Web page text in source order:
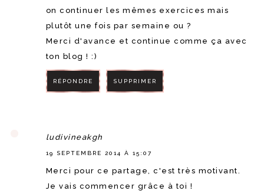
on continuer les mêmes exercices mais
plutôt une fois par semaine ou ?
Merci d'avance et continue comme ça avec
ton blog ! :)
RÉPONDRE SUPPRIMER
ludivineakgh
19 SEPTEMBRE 2014 À 15:07
Merci pour ce partage, c'est très motivant.
Je vais commencer grâce à toi !